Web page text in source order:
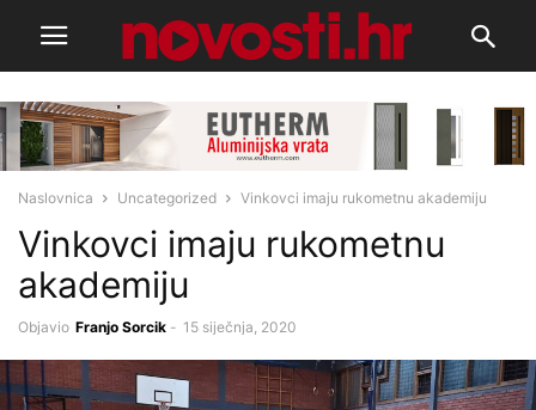
Naslovnica Uncategorized Vinkovci imaju rukometnu akademiju
Vinkovci imaju rukometnu
akademiju
Objavio Franjo Sorcik - 15 siječnja, 2020